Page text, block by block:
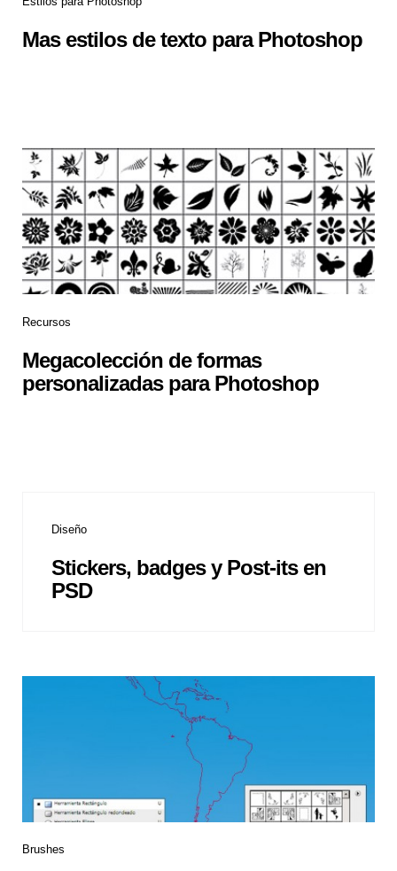
Mas estilos de texto para Photoshop
Recursos
Megacolección de formas
personalizadas para Photoshop
Diseño
Stickers, badges y Post-its en
PSD
Brushes